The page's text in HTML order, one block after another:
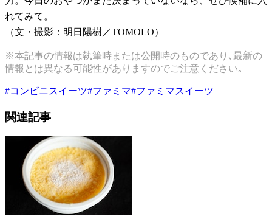
れてみて。
（文・撮影：明日陽樹／TOMOLO）
※本記事の情報は執筆時または公開時のものであり､最新の
情報とは異なる可能性がありますのでご注意ください｡
#コンビニスイーツ#ファミマ#ファミマスイーツ
関連記事